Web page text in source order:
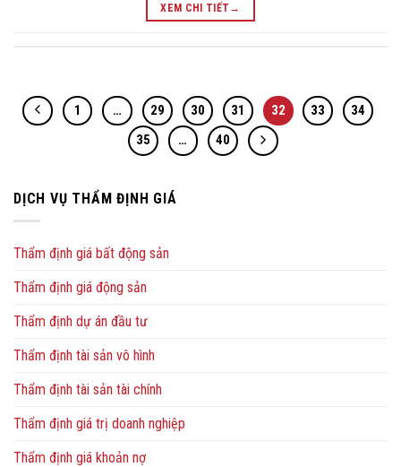
XEM CHI TIẾT →
1 … 29 30 31 32 33
34
35
… 40
DỊCH VỤ THẨM ĐỊNH GIÁ
Thẩm định giá bất động sản
Thẩm định giá động sản
Thẩm định dự án đầu tư
Thẩm định tài sản vô hình
Thẩm định tài sản tài chính
Thẩm định giá trị doanh nghiệp
Thẩm định giá khoản nợ